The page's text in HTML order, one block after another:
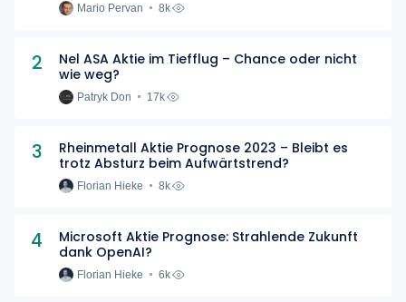
Mario Pervan 8k
2
Nel ASA Aktie im Tiefflug – Chance oder nicht
wie weg?
Patryk Don 17k
3
Rheinmetall Aktie Prognose 2023 – Bleibt es
trotz Absturz beim Aufwärtstrend?
Florian Hieke 8k
4
Microsoft Aktie Prognose: Strahlende Zukunft
dank OpenAI?
Florian Hieke 6k